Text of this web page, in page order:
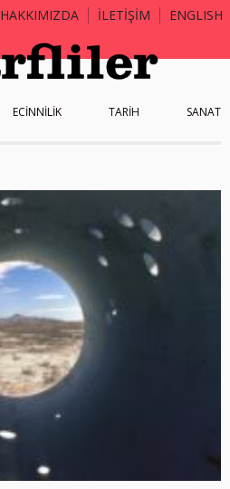
HAKKIMIZDA İLETİŞİM ENGLISH
ECİNNİLİK TARİH SANAT